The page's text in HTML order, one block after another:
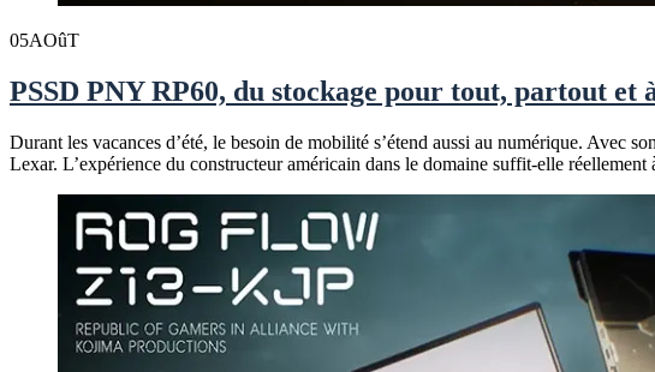
05AOûT
PSSD PNY RP60, du stockage pour tout, partout et
Durant les vacances d’été, le besoin de mobilité s’étend aussi au numérique. Avec
Lexar. L’expérience du constructeur américain dans le domaine suffit-elle